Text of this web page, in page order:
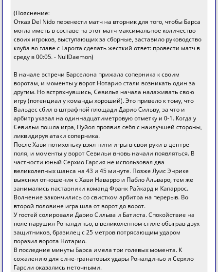
(Пояснение:
Отказ Del Nido перенести матч на вторник для того, чтобы Барса
могла иметь в составе на этот матч максимальное количество
своих игроков, выступающих за сборные, заставило руководство
клуба во главе с Laporta сделать жесткий ответ: провести матч в
среду в 00:05. - NullDaemon)
В начале встречи Барселона прижала соперника к своим
воротам, и моменты у ворот Нотарио стали возникать один за
другим. Но встряхнувшись, Севилья начала налаживать свою
игру (потенциал у команды хороший). Это привело к тому, что
Вальдес сбил в штрафной площади Дарио Сильву, за что и
арбитр указал на одиннадцатиметровую отметку и 0-1. Когда у
Севильи пошла игра, Пуйол проявил себя с наилучшей стороны,
ликвидируя атаки соперника.
После Хави потихоньку взял нити игры в свои руки в центре
поля, и моменты у ворот Севильи вновь начали появляться. В
частности юный Серхио Гарсия не использовал два
великолепных шанса на 43 и 45 минуте. Позже Луис Энрике
выяснял отношения с Хави Наварро и Пабло Альваро, тем же
занимались наставники команд Франк Райкард и Капаррос.
Волнение закончились со свистком арбитра на перерыв. Во
второй половине игра шла от ворот до ворот.
У гостей солировали Дарио Сильва и Батиста. Спокойствие на
поле нарушил Роналдиньо, в великолепном стиле обыграв двух
защитников, бразилец с 25 метров потрясающим ударом
поразил ворота Нотарио.
В последние минуты Барса имела три голевых момента. К
сожалению для сине-гранатовых удары Роналдиньо и Серхио
Гарсии оказались неточными.